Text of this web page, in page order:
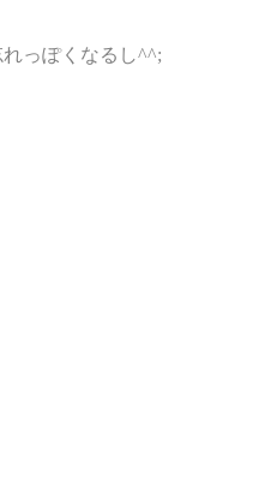
っぽくなるし^^;